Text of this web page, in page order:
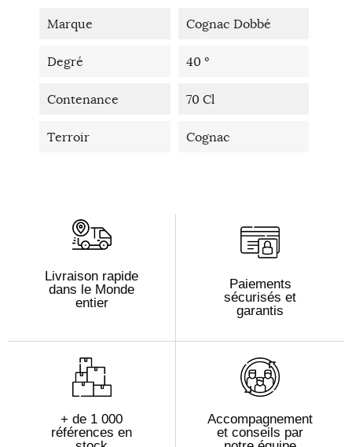
Marque Cognac Dobbé
Degré 40 °
Contenance 70 Cl
Terroir Cognac
Livraison rapide
dans le Monde
entier
Paiements
sécurisés et
garantis
+ de 1 000
références en
Accompagnement
et conseils par